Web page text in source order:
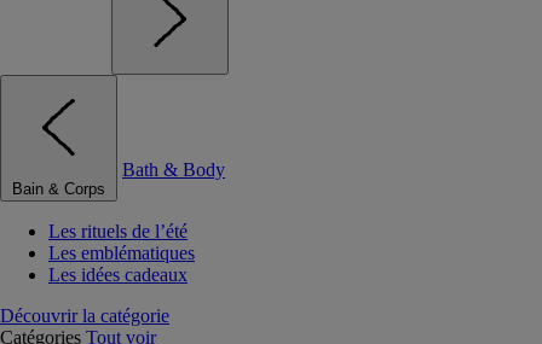
Bain & Corps
Bath & Body
Les rituels de l’été
Les emblématiques
Les idées cadeaux
Découvrir la catégorie
Catégories Tout voir